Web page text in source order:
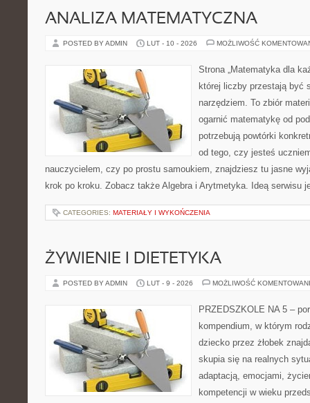
ANALIZA MATEMATYCZNA
POSTED BY ADMIN LUT - 10 - 2026 MOŻLIWOŚĆ
Strona „Matematyka dla
której liczby przestają być
narzędziem. To zbiór
ogarnić matematykę od
potrzebują powtórki
od tego, czy jesteś
nauczycielem, czy po prostu samoukiem, znajdziesz tu jasne
krok po kroku. Zobacz także Algebra i Arytmetyka. Ideą serwisu
CATEGORIES: MATERIAŁY I WYKOŃCZENIA
ŻYWIENIE I DIETETYKA
POSTED BY ADMIN LUT - 9 - 2026 MOŻLIWOŚĆ
PRZEDSZKOLE NA 5 –
kompendium, w którym
dziecko przez żłobek
skupia się na realnych
adaptacją, emocjami,
kompetencji w wieku